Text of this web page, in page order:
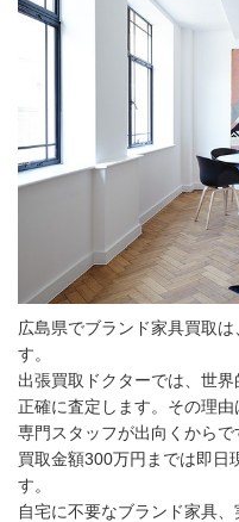
広島県でブランド家具買取
す。
出張買取ドクターでは、世
正確に査定します。その理
専門スタッフが出向くからで
買取金額300万円までは即日
す。
自宅に不要なブランド家具